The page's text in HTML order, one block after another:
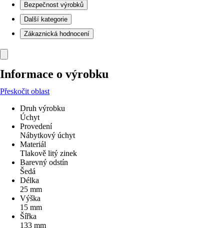
Bezpečnost výrobků
Další kategorie
Zákaznická hodnocení
Informace o výrobku
Přeskočit oblast
Druh výrobku
Úchyt
Provedení
Nábytkový úchyt
Materiál
Tlakově litý zinek
Barevný odstín
Šedá
Délka
25 mm
Výška
15 mm
Šířka
133 mm